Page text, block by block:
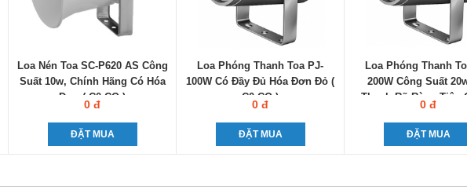
Loa Nén Toa SC-P620 AS Công
Suất 10w, Chính Hãng Có Hóa
Đơn ( C0-CQ )
0 đ
ĐẶT MUA
Loa Phóng Thanh Toa PJ-
100W Có Đầy Đủ Hóa Đơn Đỏ (
C0-CQ )
0 đ
ĐẶT MUA
Loa Phóng Thanh
200W Công Suất
Thanh Rõ Ràng Tiêu
0 đ
ĐẶT MUA